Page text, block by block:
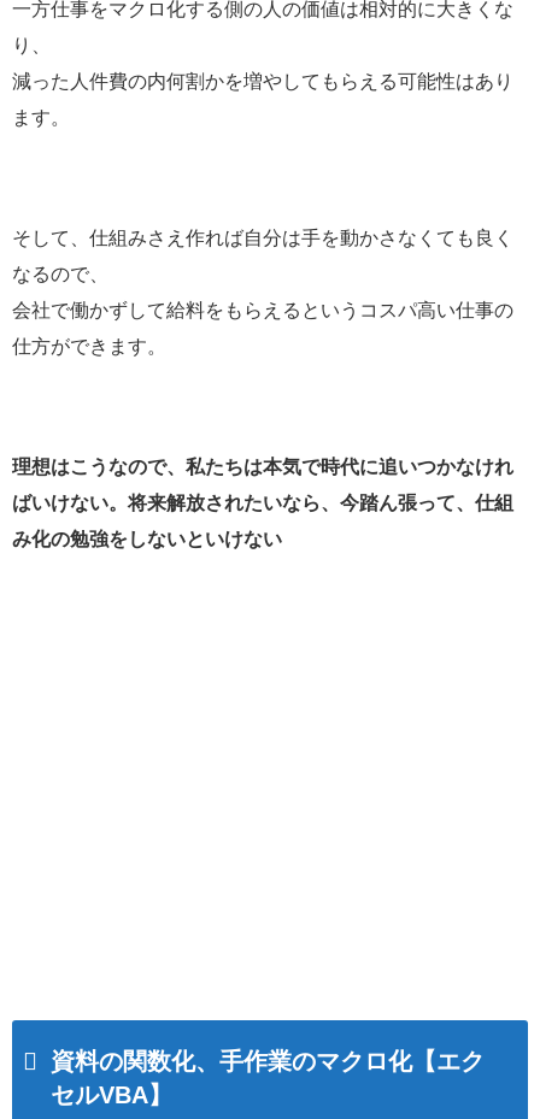
一方仕事をマクロ化する側の人の価値は相対的に大きくな
り、
減った人件費の内何割かを増やしてもらえる可能性はあり
ます。
そして、仕組みさえ作れば自分は手を動かさなくても良く
なるので、
会社で働かずして給料をもらえるというコスパ高い仕事の
仕方ができます。
理想はこうなので、私たちは本気で時代に追いつかなけれ
ばいけない。将来解放されたいなら、今踏ん張って、仕組
み化の勉強をしないといけない
資料の関数化、手作業のマクロ化【エク
セルVBA】